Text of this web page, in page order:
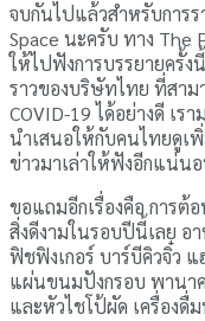
จบกันไปแล้วสำหรับการร
Space นะครับ ทาง The
ให้ไปฟังการบรรยายครั้ง
ราวของบริษัทไทย ที่สาม
COVID-19 ได้อย่างดี เร
นำเสนอให้กับคนไทยดูเ
ข่าวมาเล่าให้ฟังอีกแน่น
ขอแถมอีกเรื่องคือ การ
สิ่งดีงามในรอบปีนี้เลย
ฟิชฟิงเกอร์ บาร์บีคิวจิ๋ว
แผ่นขนมปังกรอบ พานา
และหัวไชโป้ผัด เครื่องดื่